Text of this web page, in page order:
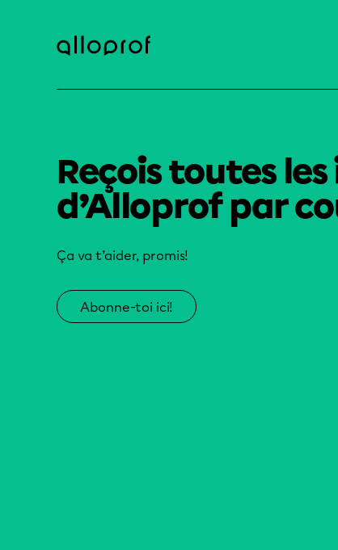
Reçois toutes
d’Alloprof par
Ça va t’aider, promis!
Abonne-toi ici!